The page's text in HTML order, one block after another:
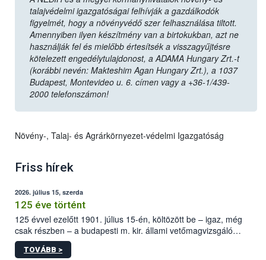
talajvédelmi igazgatóságai felhívják a gazdálkodók
figyelmét, hogy a növényvédő szer felhasználása tiltott.
Amennyiben ilyen készítmény van a birtokukban, azt ne
használják fel és mielőbb értesítsék a visszagyűjtésre
kötelezett engedélytulajdonost, a ADAMA Hungary Zrt.-t
(korábbi nevén: Makteshim Agan Hungary Zrt.), a 1037
Budapest, Montevideo u. 6. címen vagy a +36-1/439-
2000 telefonszámon!
Növény-, Talaj- és Agrárkörnyezet-védelmi Igazgatóság
Friss hírek
2026. július 15, szerda
125 éve történt
125 évvel ezelőtt 1901. július 15-én, költözött be – igaz, még
csak részben – a budapesti m. kir. állami vetőmagvizsgáló
állomás a Kis Rókus utca 15. szám alatti, Czigler Győző által
tervezett új épületébe.
TOVÁBB >